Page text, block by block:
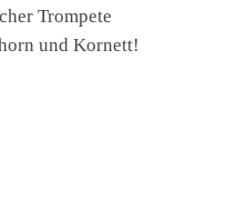
Trompete
und Kornett!